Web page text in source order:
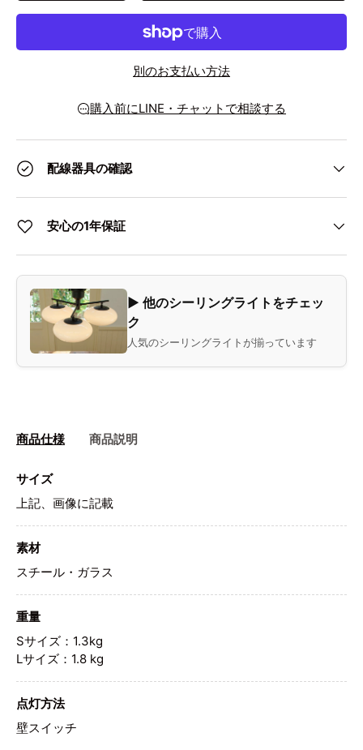
別のお支払い方法
購入前にLINE・チャットで相談する
配線器具の確認
安心の1年保証
▶ 他のシーリングライトをチェッ
ク
人気のシーリングライトが揃っています
商品仕様 商品説明
サイズ
上記、画像に記載
素材
スチール・ガラス
重量
Sサイズ：1.3kg
Lサイズ：1.8 kg
点灯方法
壁スイッチ